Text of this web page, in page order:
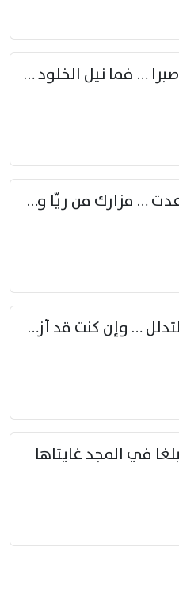
فصبرا في مجال الموت صبرا … فما نيل الخلود بمستطاع
حننت إلى ريّا ونفسك باعدت … مزارك من ريّا وشعباكما معا
أفاطم مهلا بعض هذا التدلل … وإن كنت قد أزمعت صرمي فأجملي
في المجد غايتاها